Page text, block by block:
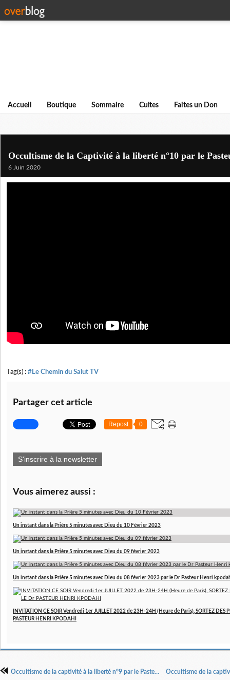
Accueil Boutique Sommaire Cultes Faites un Don
Occultisme de la Captivité à la liberté n°10 par le
6 Juin 2020
Tag(s) : #Le Chemin du Salut TV
Partager cet article
Repost 0
S'inscrire à la newsletter
Vous aimerez aussi :
Un instant dans la Prière 5 minutes avec Dieu du 10 Février 2023
Un instant dans la Prière 5 minutes avec Dieu du 09 février 2023
Un instant dans la Prière 5 minutes avec Dieu du 08 février 2023 par le Dr Pasteur Henri
INVITATION CE SOIR Vendredi 1er JUILLET 2022 de 23H-24H (Heure de Paris), SORTEZ DES
PASTEUR HENRI KPODAHI
Occultisme de la captivité à la liberté n°9 par le Pasteur Henri Kpodahi